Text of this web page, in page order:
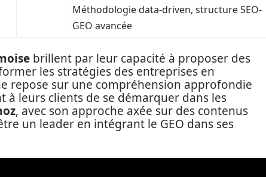
Méthodologie data-driven, structure SEO-
GEO avancée
brillent par leur capacité à proposer des
les stratégies des entreprises en
repose sur une compréhension approfondie
leurs clients de se démarquer dans les
, avec son approche axée sur des contenus
un leader en intégrant le GEO dans ses